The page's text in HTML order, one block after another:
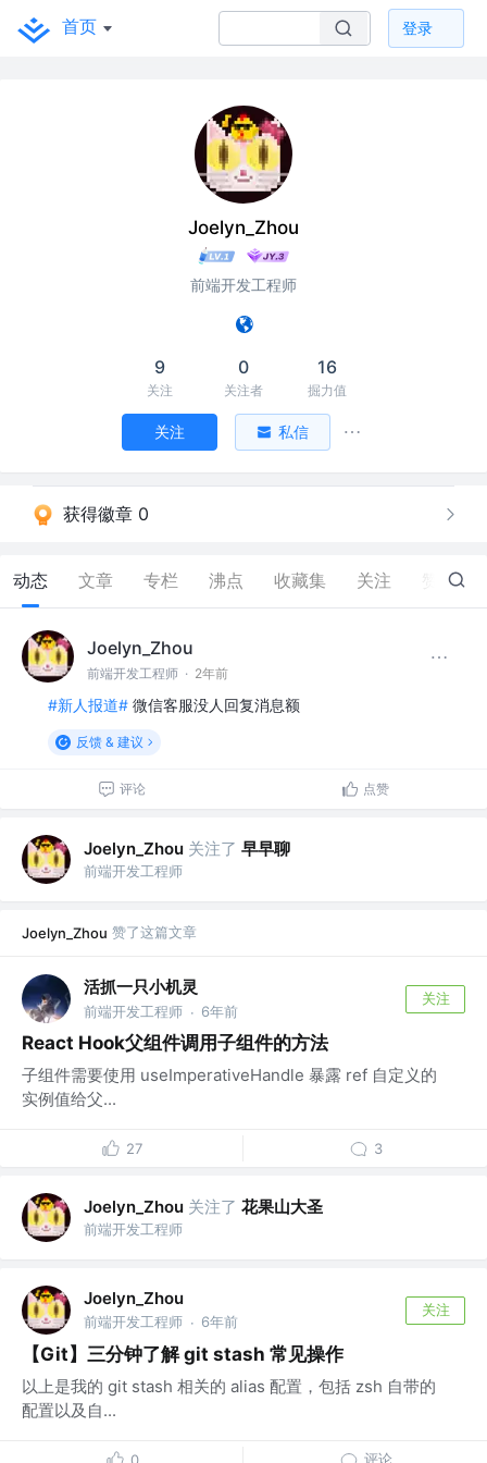
首页 登录
Joelyn_Zhou
前端开发工程师
9
关注
0
关注者
16
掘力值
关注 私信
获得徽章 0
动态 文章 专栏 沸点 收藏集 关注 2
Joelyn_Zhou
前端开发工程师 · 2年前
#新人报道# 微信客服没人回复消息额
反馈 & 建议
评论 点赞
Joelyn_Zhou 关注了 早早聊
前端开发工程师
Joelyn_Zhou 赞了这篇文章
活抓一只小机灵
前端开发工程师 · 6年前
关注
React Hook父组件调用子组件的方法
子组件需要使用 useImperativeHandle 暴露 ref 自定义的
实例值给父...
27 3
Joelyn_Zhou 关注了 花果山大圣
前端开发工程师
Joelyn_Zhou
前端开发工程师 · 6年前
关注
【Git】三分钟了解 git stash 常见操作
以上是我的 git stash 相关的 alias 配置，包括 zsh 自带的
配置以及自...
评论